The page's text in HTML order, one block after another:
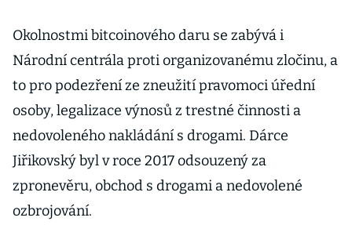
Okolnostmi bitcoinového daru se zabývá i
Národní centrála proti organizovanému zločinu, a
to pro podezření ze zneužití pravomoci úřední
osoby, legalizace výnosů z trestné činnosti a
nedovoleného nakládání s drogami. Dárce
Jiřikovský byl v roce 2017 odsouzený za
zpronevěru, obchod s drogami a nedovolené
ozbrojování.